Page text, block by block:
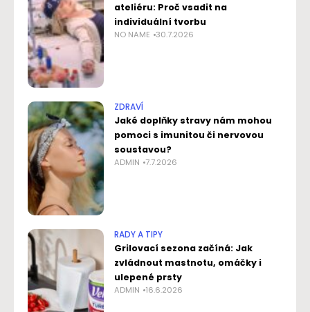
ateliéru: Proč vsadit na
individuální tvorbu
NO NAME 30.7.2026
ZDRAVÍ
Jaké doplňky stravy nám mohou
pomoci s imunitou či nervovou
soustavou?
ADMIN 7.7.2026
RADY A TIPY
Grilovací sezona začíná: Jak
zvládnout mastnotu, omáčky i
ulepené prsty
ADMIN 16.6.2026